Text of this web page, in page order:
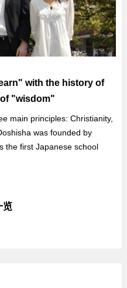
with the history of
"wisdom"
main principles: Christianity,
was founded by
the first Japanese school
览